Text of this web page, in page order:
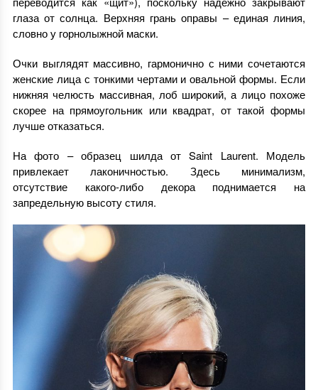
глаза от солнца. Верхняя грань оправы – единая линия,
словно у горнолыжной маски.
Очки выглядят массивно, гармонично с ними сочетаются
женские лица с тонкими чертами и овальной формы. Если
нижняя челюсть массивная, лоб широкий, а лицо похоже
скорее на прямоугольник или квадрат, от такой формы
лучше отказаться.
На фото – образец шилда от Saint Laurent. Модель
привлекает лаконичностью. Здесь минимализм,
отсутствие какого-либо декора поднимается на
запредельную высоту стиля.